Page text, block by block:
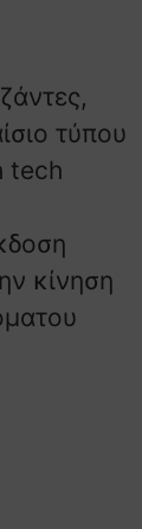
τύπου
tech
κίνηση